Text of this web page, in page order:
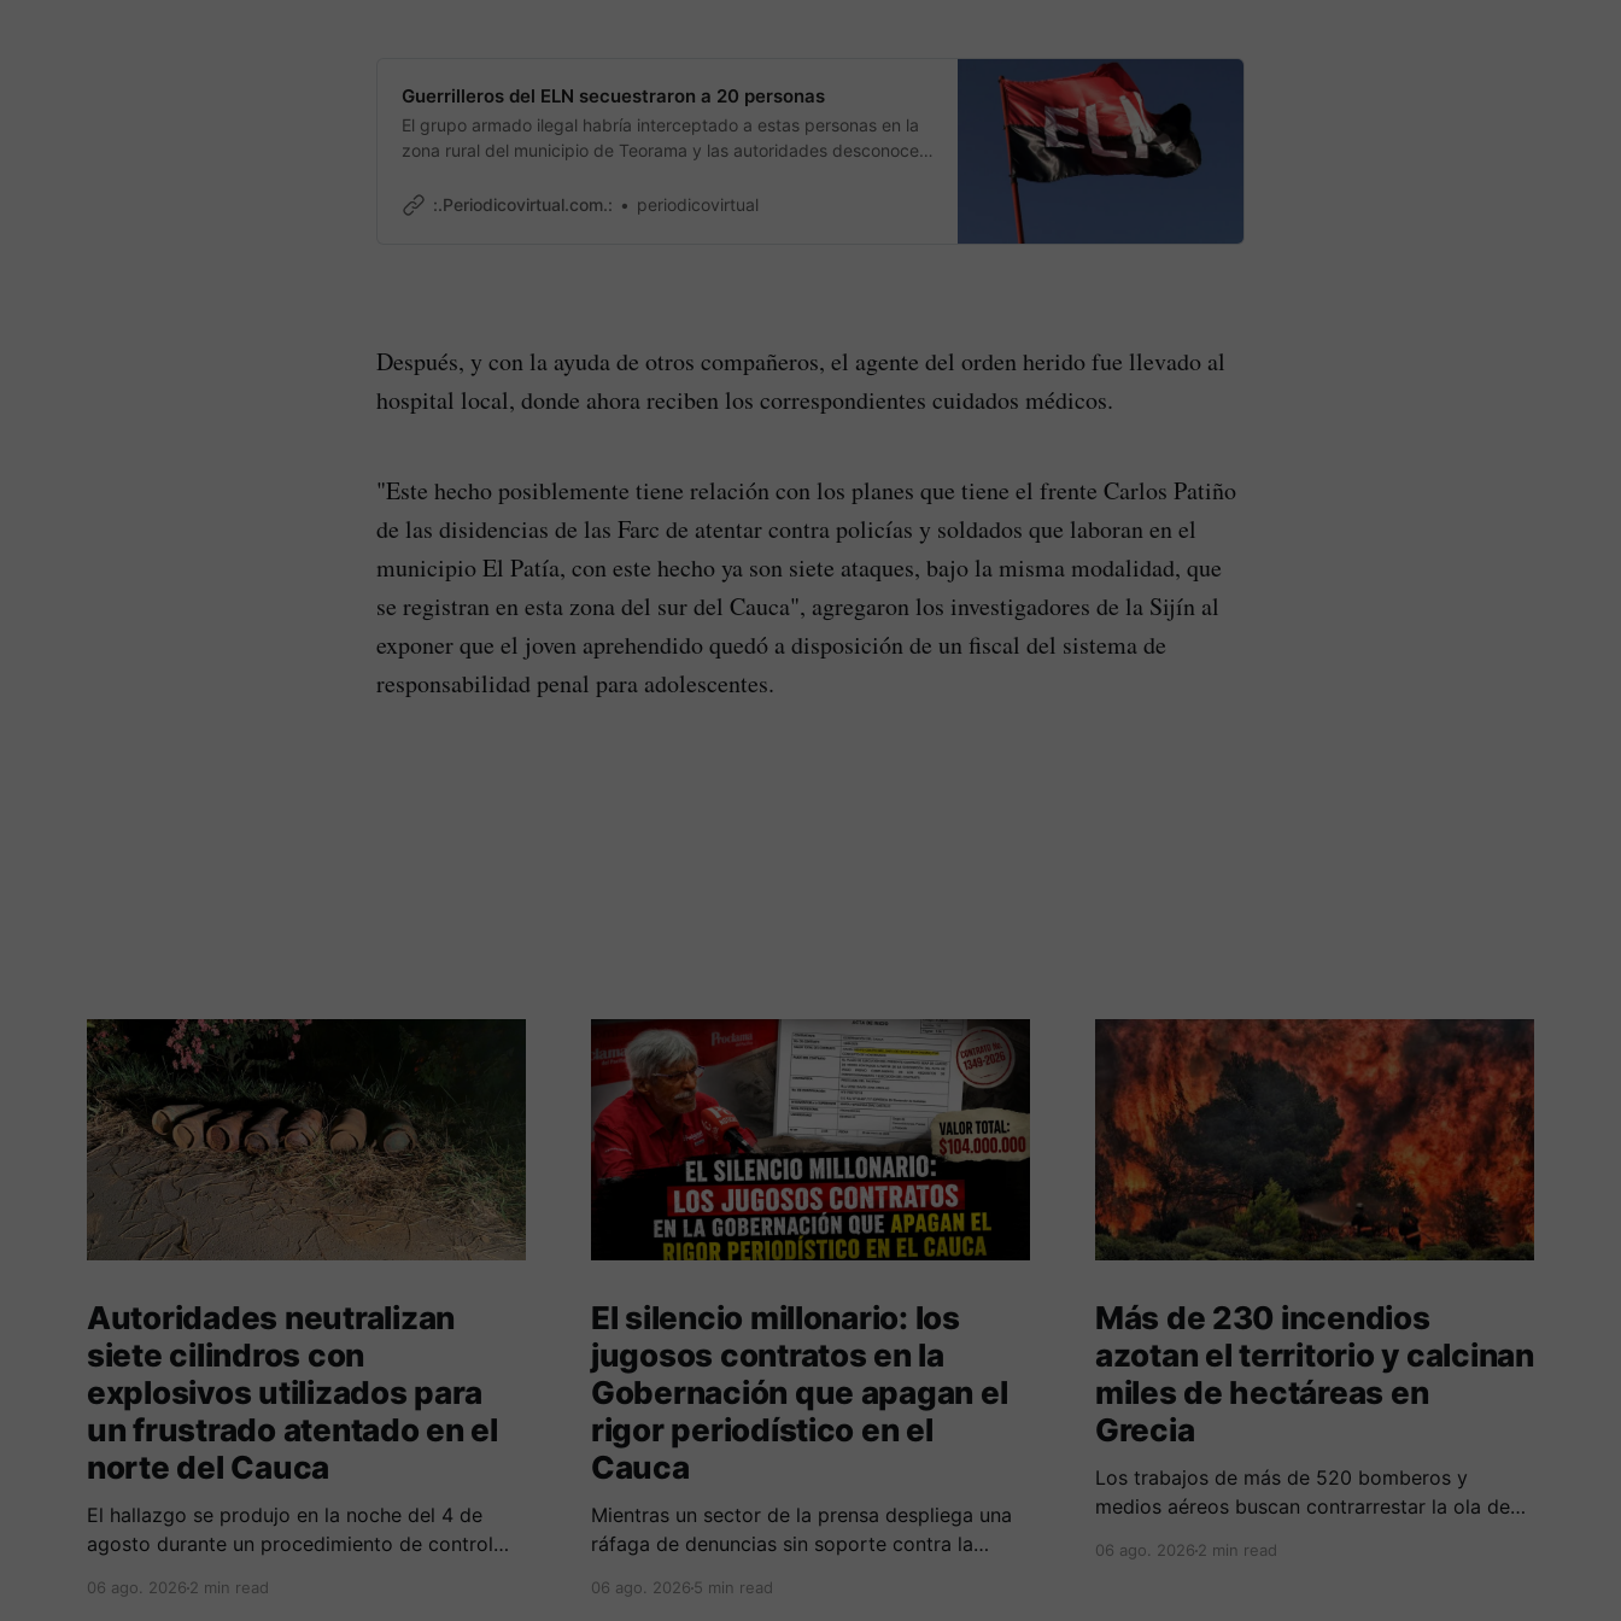
Guerrilleros del ELN secuestraron a 20 personas
El grupo armado ilegal habría interceptado a estas personas en la
zona rural del municipio de Teorama y las autoridades desconocen
:.Periodicovirtual.com.:
periodicovirtual
Después, y con la ayuda de otros compañeros, el agente del orden herido fue llevado al
hospital local, donde ahora reciben los correspondientes cuidados médicos.
"Este hecho posiblemente tiene relación con los planes que tiene el frente Carlos Patiño
de las disidencias de las Farc de atentar contra policías y soldados que laboran en el
municipio El Patía, con este hecho ya son siete ataques, bajo la misma modalidad, que
se registran en esta zona del sur del Cauca", agregaron los investigadores de la Sijín al
exponer que el joven aprehendido quedó a disposición de un fiscal del sistema de
responsabilidad penal para adolescentes.
Autoridades neutralizan
siete cilindros con
explosivos utilizados para
un frustrado atentado en el
norte del Cauca
El hallazgo se produjo en la noche del 4 de
agosto durante un procedimiento de control
peaje de Villa Rica.
06 ago. 2026 2 min read
El silencio millonario: los
jugosos contratos en la
Gobernación que apagan el
rigor periodístico en el
Cauca
Mientras un sector de la prensa despliega una
ráfaga de denuncias sin soporte contra la
documentos oficiales revelan acuerdos por 140
06 ago. 20265 min read
Más de 230 incendios
azotan el territorio y calcinan
miles de hectáreas en
Grecia
Los trabajos de más de 520 bomberos y
medios aéreos buscan contrarrestar la ola de
cinco fallecidos, miles de evacuados e
06 ago. 20262 min read